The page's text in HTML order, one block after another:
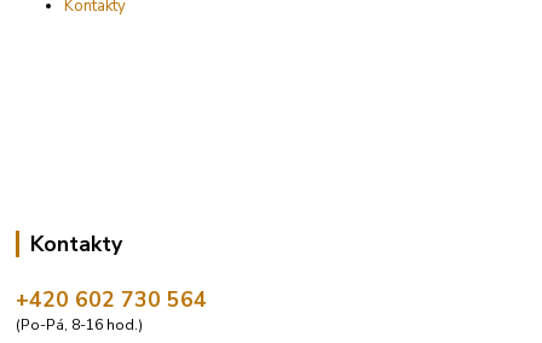
Kontakty
Kontakty
+420 602 730 564
(Po-Pá, 8-16 hod.)